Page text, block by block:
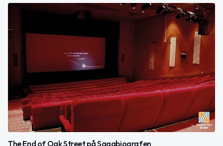
The End of Oak Street på Sagabiografen